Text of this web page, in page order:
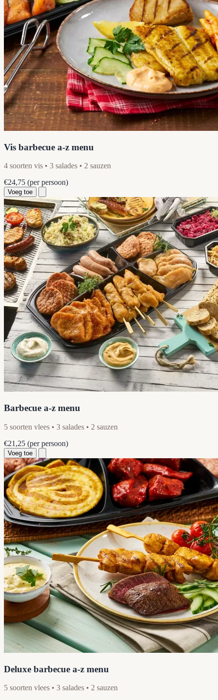
Vis barbecue a-z menu
4 soorten vis • 3 salades • 2 sauzen
€24,75 (per persoon)
Voeg toe
Barbecue a-z menu
5 soorten vlees • 3 salades • 2 sauzen
€21,25 (per persoon)
Voeg toe
Deluxe barbecue a-z menu
5 soorten vlees • 3 salades • 2 sauzen